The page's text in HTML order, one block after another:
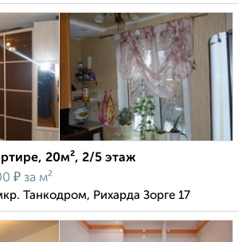
20м², 2/5 этаж
₽ за м²
Танкодром, Рихарда Зорге 17